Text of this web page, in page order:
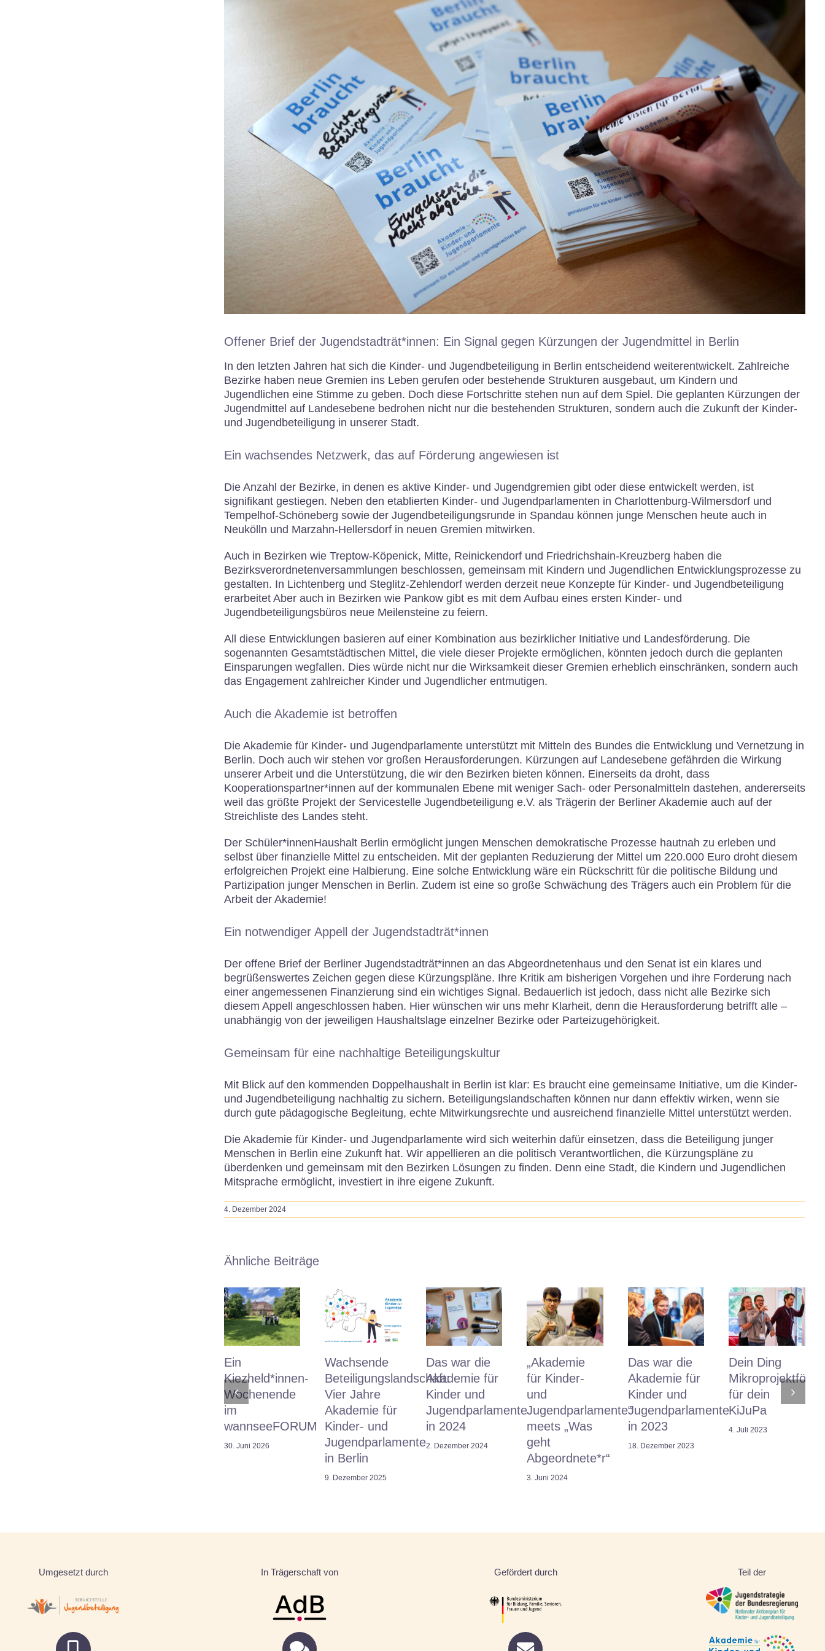
Offener Brief der Jugendstadträt*innen: Ein Signal gegen Kürzungen der Jugendmittel in Berlin
In den letzten Jahren hat sich die Kinder- und Jugendbeteiligung in Berlin entscheidend weiterentwickelt. Zahlreiche
Bezirke haben neue Gremien ins Leben gerufen oder bestehende Strukturen ausgebaut, um Kindern und
Jugendlichen eine Stimme zu geben. Doch diese Fortschritte stehen nun auf dem Spiel. Die geplanten Kürzungen der
Jugendmittel auf Landesebene bedrohen nicht nur die bestehenden Strukturen, sondern auch die Zukunft der Kinder-
und Jugendbeteiligung in unserer Stadt.
Ein wachsendes Netzwerk, das auf Förderung angewiesen ist
Die Anzahl der Bezirke, in denen es aktive Kinder- und Jugendgremien gibt oder diese entwickelt werden, ist
signifikant gestiegen. Neben den etablierten Kinder- und Jugendparlamenten in Charlottenburg-Wilmersdorf und
Tempelhof-Schöneberg sowie der Jugendbeteiligungsrunde in Spandau können junge Menschen heute auch in
Neukölln und Marzahn-Hellersdorf in neuen Gremien mitwirken.
Auch in Bezirken wie Treptow-Köpenick, Mitte, Reinickendorf und Friedrichshain-Kreuzberg haben die
Bezirksverordnetenversammlungen beschlossen, gemeinsam mit Kindern und Jugendlichen Entwicklungsprozesse zu
gestalten. In Lichtenberg und Steglitz-Zehlendorf werden derzeit neue Konzepte für Kinder- und Jugendbeteiligung
erarbeitet Aber auch in Bezirken wie Pankow gibt es mit dem Aufbau eines ersten Kinder- und
Jugendbeteiligungsbüros neue Meilensteine zu feiern.
All diese Entwicklungen basieren auf einer Kombination aus bezirklicher Initiative und Landesförderung. Die
sogenannten Gesamtstädtischen Mittel, die viele dieser Projekte ermöglichen, könnten jedoch durch die geplanten
Einsparungen wegfallen. Dies würde nicht nur die Wirksamkeit dieser Gremien erheblich einschränken, sondern auch
das Engagement zahlreicher Kinder und Jugendlicher entmutigen.
Auch die Akademie ist betroffen
Die Akademie für Kinder- und Jugendparlamente unterstützt mit Mitteln des Bundes die Entwicklung und Vernetzung in
Berlin. Doch auch wir stehen vor großen Herausforderungen. Kürzungen auf Landesebene gefährden die Wirkung
unserer Arbeit und die Unterstützung, die wir den Bezirken bieten können. Einerseits da droht, dass
Kooperationspartner*innen auf der kommunalen Ebene mit weniger Sach- oder Personalmitteln dastehen, andererseits
weil das größte Projekt der Servicestelle Jugendbeteiligung e.V. als Trägerin der Berliner Akademie auch auf der
Streichliste des Landes steht.
Der Schüler*innenHaushalt Berlin ermöglicht jungen Menschen demokratische Prozesse hautnah zu erleben und
selbst über finanzielle Mittel zu entscheiden. Mit der geplanten Reduzierung der Mittel um 220.000 Euro droht diesem
erfolgreichen Projekt eine Halbierung. Eine solche Entwicklung wäre ein Rückschritt für die politische Bildung und
Partizipation junger Menschen in Berlin. Zudem ist eine so große Schwächung des Trägers auch ein Problem für die
Arbeit der Akademie!
Ein notwendiger Appell der Jugendstadträt*innen
Der offene Brief der Berliner Jugendstadträt*innen an das Abgeordnetenhaus und den Senat ist ein klares und
begrüßenswertes Zeichen gegen diese Kürzungspläne. Ihre Kritik am bisherigen Vorgehen und ihre Forderung nach
einer angemessenen Finanzierung sind ein wichtiges Signal. Bedauerlich ist jedoch, dass nicht alle Bezirke sich
diesem Appell angeschlossen haben. Hier wünschen wir uns mehr Klarheit, denn die Herausforderung betrifft alle –
unabhängig von der jeweiligen Haushaltslage einzelner Bezirke oder Parteizugehörigkeit.
Gemeinsam für eine nachhaltige Beteiligungskultur
Mit Blick auf den kommenden Doppelhaushalt in Berlin ist klar: Es braucht eine gemeinsame Initiative, um die Kinder-
und Jugendbeteiligung nachhaltig zu sichern. Beteiligungslandschaften können nur dann effektiv wirken, wenn sie
durch gute pädagogische Begleitung, echte Mitwirkungsrechte und ausreichend finanzielle Mittel unterstützt werden.
Die Akademie für Kinder- und Jugendparlamente wird sich weiterhin dafür einsetzen, dass die Beteiligung junger
Menschen in Berlin eine Zukunft hat. Wir appellieren an die politisch Verantwortlichen, die Kürzungspläne zu
überdenken und gemeinsam mit den Bezirken Lösungen zu finden. Denn eine Stadt, die Kindern und Jugendlichen
Mitsprache ermöglicht, investiert in ihre eigene Zukunft.
4. Dezember 2024
Ähnliche Beiträge
Ein
Kiezheld*innen-
Wochenende
im
wannseeFORUM
30. Juni 2026
Wachsende
Beteiligungslandschaft:
Vier Jahre
Akademie für
Kinder- und
Jugendparlamente
in Berlin
9. Dezember 2025
Das war die
Akademie für
Kinder und
Jugendparlamente
in 2024
2. Dezember 2024
„Akademie
für Kinder-
und
Jugendparlamente“
meets „Was
geht
Abgeordnete*r“
3. Juni 2024
Das war die
Akademie für
Kinder und
Jugendparlamente
in 2023
18. Dezember 2023
Dein Ding
für dein
KiJuPa
4. Juli 2023
Umgesetzt durch In Trägerschaft von Gefördert durch Teil der